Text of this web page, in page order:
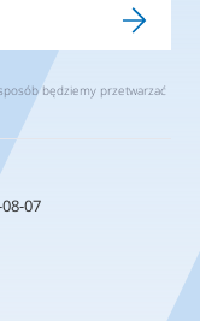
będziemy przetwarzać
07